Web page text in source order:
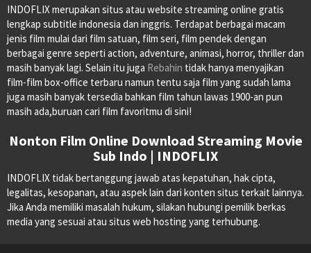
INDOFLIX merupakan situs atau website streaming online gratis
lengkap subtitle indonesia dan inggris. Terdapat berbagai macam
jenis film mulai dari film satuan, film seri, film pendek dengan
berbagai genre seperti action, adventure, animasi, horror, thriller dan
masih banyak lagi. Selain itu juga Rebahin tidak hanya menyajikan
film-film box-office terbaru namun tentu saja film yang sudah lama
juga masih banyak tersedia bahkan film tahun lawas 1900-an pun
masih ada,buruan cari film favoritmu di sini!
Nonton Film Online Download Streaming Movie
Sub Indo | INDOFLIX
INDOFLIX tidak bertanggung jawab atas kepatuhan, hak cipta,
legalitas, kesopanan, atau aspek lain dari konten situs terkait lainnya.
Jika Anda memiliki masalah hukum, silakan hubungi pemilik berkas
media yang sesuai atau situs web hosting yang terhubung.